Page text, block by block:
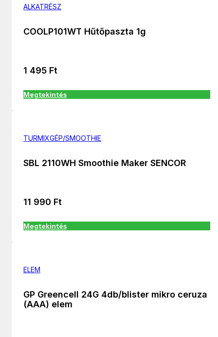
ALKATRÉSZ
COOLP101WT Hűtőpaszta 1g
1 495 Ft
Megtekintés
TURMIXGÉP/SMOOTHIE
SBL 2110WH Smoothie Maker SENCOR
11 990 Ft
Megtekintés
ELEM
GP Greencell 24G 4db/blister mikro ceruza
(AAA) elem